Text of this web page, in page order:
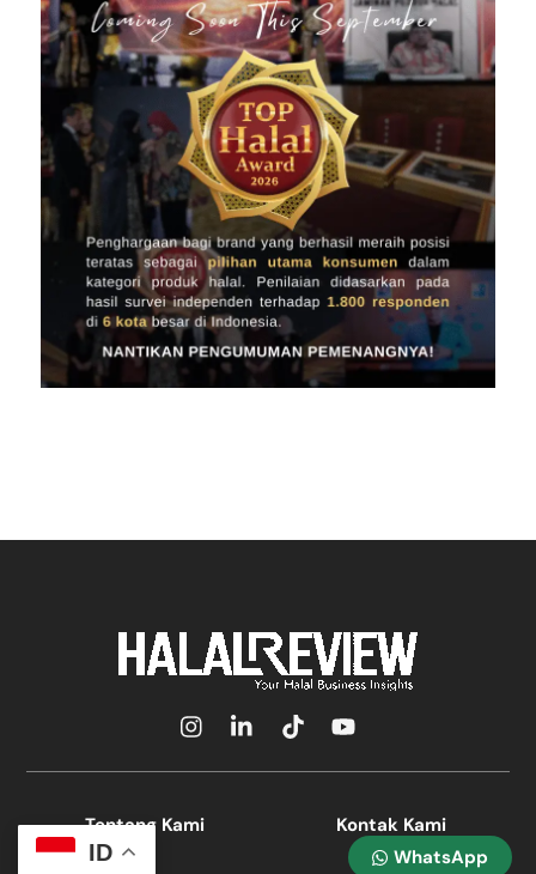
WhatsApp
Icon
Icon
Icon
Icon
Tentang Kami Kontak Kami
ID